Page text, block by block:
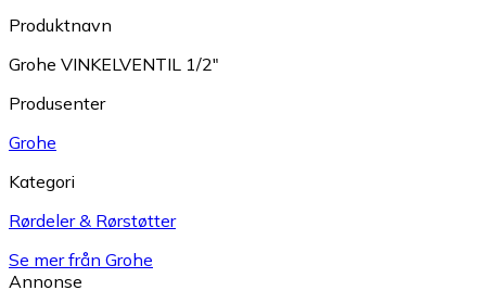
Produktnavn
Grohe VINKELVENTIL 1/2"
Produsenter
Grohe
Kategori
Rørdeler & Rørstøtter
Se mer från Grohe
Annonse